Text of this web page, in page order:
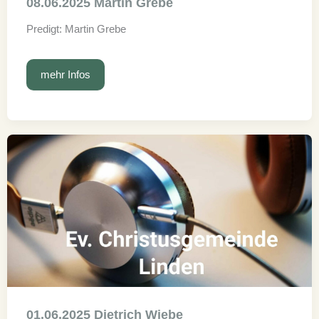
Predigt: Martin Grebe
08.06.2025
Grebe
mehr Infos
01.06.2025 Dietrich Wiebe